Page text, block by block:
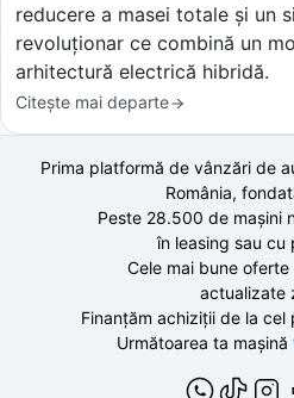
reducere a masei totale și un
revoluționar ce combină un
arhitectură electrică hibridă.
Citește mai departe
Prima platformă de vânzări de
România,
Peste 28.500 demașini
în leasing sau cu
Cele mai bune
actualizate
Finanțăm achiziții de la cel
Următoarea ta mașină